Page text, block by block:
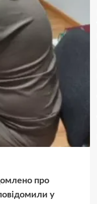
про
у